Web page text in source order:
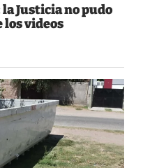
Justicia no pudo
videos